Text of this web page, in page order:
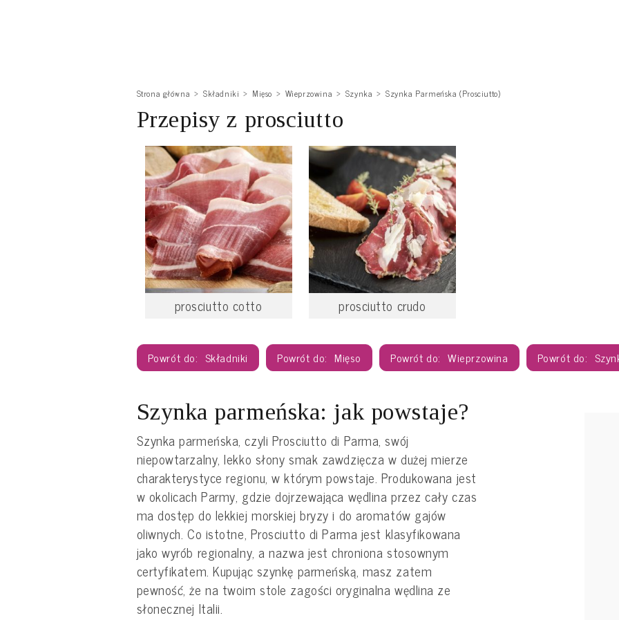
Strona główna Składniki Mięso Wieprzowina Szynka Szynka Parmeńska (Prosciutto)
Przepisy z prosciutto
prosciutto cotto prosciutto crudo
Składniki Mięso Wieprzowina
Szynka parmeńska: jak powstaje?
Szynka parmeńska, czyli Prosciutto di Parma, swój
niepowtarzalny, lekko słony smak zawdzięcza w dużej mierze
charakterystyce regionu, w którym powstaje. Produkowana jest
w okolicach Parmy, gdzie dojrzewająca wędlina przez cały czas
ma dostęp do lekkiej morskiej bryzy i do aromatów gajów
oliwnych. Co istotne, Prosciutto di Parma jest klasyfikowana
jako wyrób regionalny, a nazwa jest chroniona stosownym
certyfikatem. Kupując szynkę parmeńską, masz zatem
pewność, że na twoim stole zagości oryginalna wędlina ze
słonecznej Italii.